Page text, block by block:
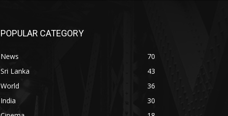
POPULAR CATEGORY
News
70
Sri Lanka
43
World
36
India
30